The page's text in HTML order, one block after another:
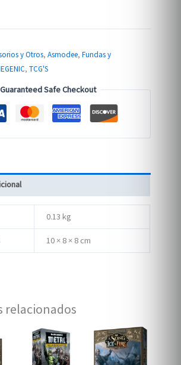
y Otros,Asmodee,Fundas y
,TCG'S
Guaranteed Safe Checkout
0.13 kg
10 × 8 × 8 cm
relacionados